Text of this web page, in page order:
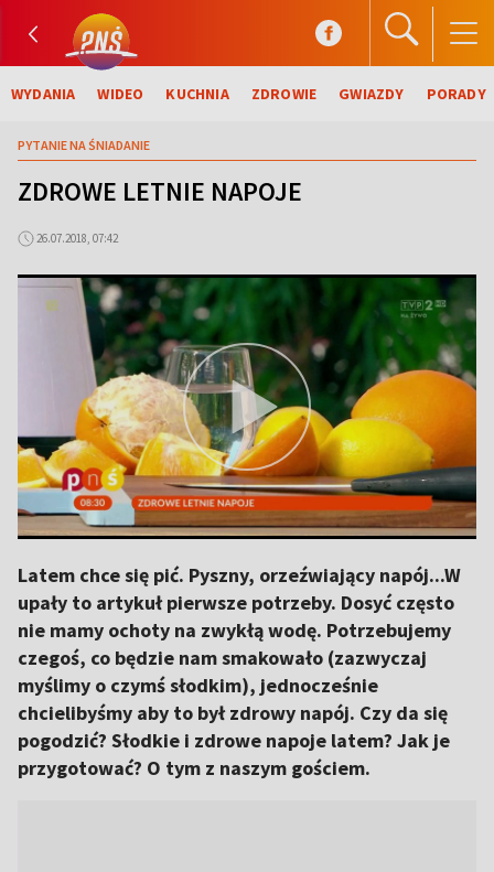
WYDANIA WIDEO KUCHNIA ZDROWIE GWIAZDY PORADY
PYTANIE NA ŚNIADANIE
ZDROWE LETNIE NAPOJE
26.07.2018, 07:42
Latem chce się pić. Pyszny, orzeźwiający napój...W
upały to artykuł pierwsze potrzeby. Dosyć często
nie mamy ochoty na zwykłą wodę. Potrzebujemy
czegoś, co będzie nam smakowało (zazwyczaj
myślimy o czymś słodkim), jednocześnie
chcielibyśmy aby to był zdrowy napój. Czy da się
pogodzić? Słodkie i zdrowe napoje latem? Jak je
przygotować? O tym z naszym gościem.